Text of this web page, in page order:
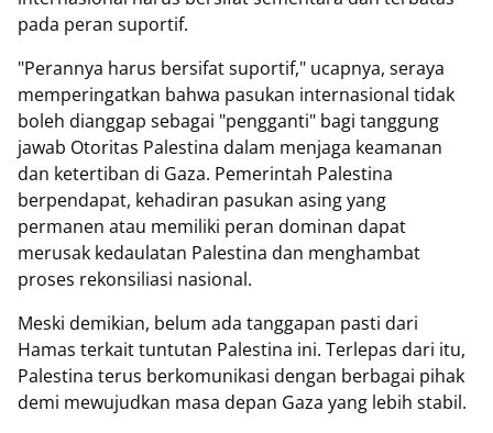
pada peran suportif.
"Perannya harus bersifat suportif," ucapnya, seraya
memperingatkan bahwa pasukan internasional tidak
boleh dianggap sebagai "pengganti" bagi tanggung
jawab Otoritas Palestina dalam menjaga keamanan
dan ketertiban di Gaza. Pemerintah Palestina
berpendapat, kehadiran pasukan asing yang
permanen atau memiliki peran dominan dapat
merusak kedaulatan Palestina dan menghambat
proses rekonsiliasi nasional.
Meski demikian, belum ada tanggapan pasti dari
Hamas terkait tuntutan Palestina ini. Terlepas dari itu,
Palestina terus berkomunikasi dengan berbagai pihak
demi mewujudkan masa depan Gaza yang lebih stabil.